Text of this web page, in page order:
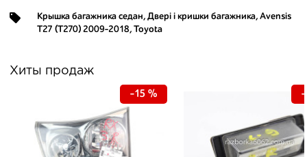
Крышка багажника седан, Двері і кришки багажника, Avensis
T27 (T270) 2009-2018, Toyota
Хиты продаж
-15 % -